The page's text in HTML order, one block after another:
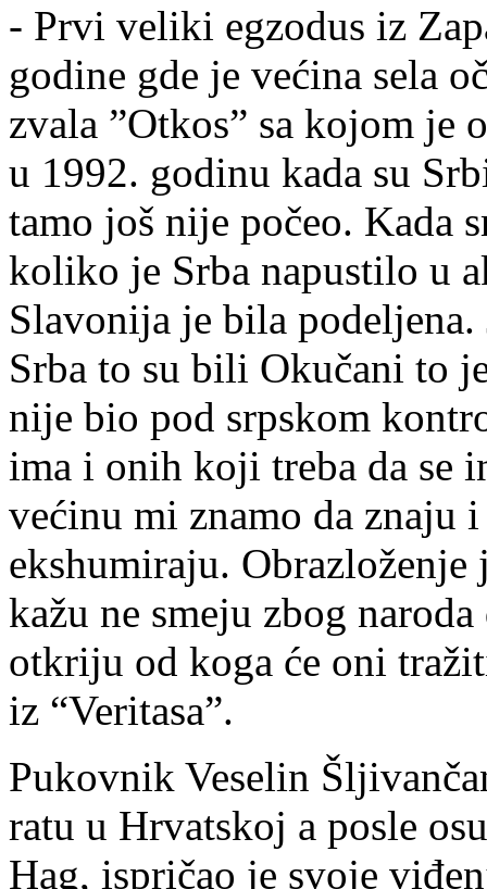
- Prvi veliki egzodus iz
godine gde je većina sela
zvala ”Otkos” sa kojom je
u 1992. godinu kada su
tamo još nije počeo. Kada
koliko je Srba napustilo u
Slavonija je bila
Srba to su bili Okučani to
nije bio pod srpskom
ima i onih koji treba da se
većinu mi znamo da znaju
ekshumiraju.
kažu ne smeju zbog
otkriju od koga će oni
iz “Veritasa”.
Pukovnik Veselin
ratu u Hrvatskoj a posle
Hag, ispričao je svoje